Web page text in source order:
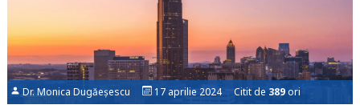
Dr. Monica Dugăeșescu 17 aprilie 2024 Citit de 389ori